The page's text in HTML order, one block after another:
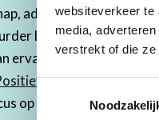
websiteverkeer te
media,
verstrekt of die
Toestemmingsselectie
advies en bestuur
hoe je jouw eigen
ervaringsdeskundigen.
psychologie
op kwaliteiten &